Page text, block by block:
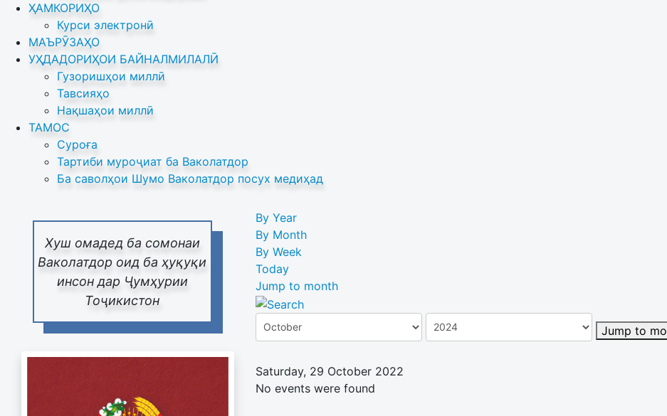
ҲАМКОРИҲО
Курси электронӣ
МАЪРӮЗАҲО
УҲДАДОРИҲОИ БАЙНАЛМИЛАЛӢ
Гузоришҳои миллӣ
Тавсияҳо
Нақшаҳои миллӣ
ТАМОС
Суроға
Тартиби муроҷиат ба Ваколатдор
Ба саволҳои Шумо Ваколатдор посух медиҳад
Хуш омадед ба сомонаи
Ваколатдор оид ба ҳуқуқи
инсон дар Ҷумҳурии
Тоҷикистон
By Year
By Month
By Week
Today
Jump to month
Jump to
Saturday, 29 October 2022
No events were found